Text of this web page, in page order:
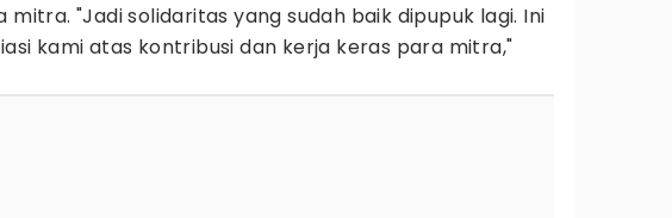
mitra. "Jadi solidaritas yang sudah baik dipupuk lagi. Ini
kami atas kontribusi dan kerja keras para mitra,"